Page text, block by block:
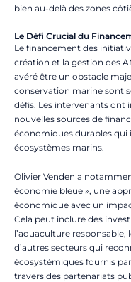
bien au-delà des zones
Le Défi Crucial du
Le financement des
création et la gestion des
avéré être un obstacle
conservation marine sont
défis. Les intervenants ont
nouvelles sources de
économiques durables qui
écosystèmes marins.
Olivier Venden a
économie bleue », une
économique avec un
Cela peut inclure des
l’aquaculture responsable,
d’autres secteurs qui
écosystémiques fournis
travers des partenariats